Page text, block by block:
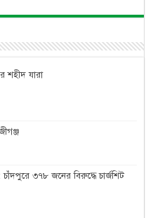
শহীদ যারা
৩৭৮ জনের বিরুদ্ধে চার্জশিট